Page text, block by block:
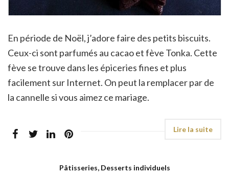
En période de Noël, j’adore faire des petits biscuits.
Ceux-ci sont parfumés au cacao et fève Tonka. Cette
fève se trouve dans les épiceries fines et plus
facilement sur Internet. On peut la remplacer par de
la cannelle si vous aimez ce mariage.
Pâtisseries, Desserts individuels